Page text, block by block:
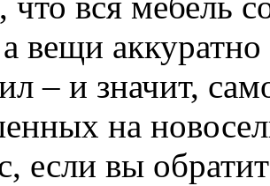
вещи
– и значит,
на
если вы